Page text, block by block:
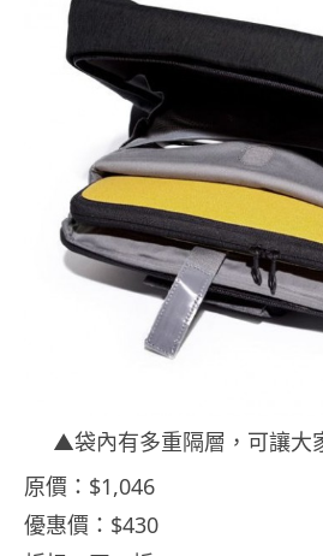
▲袋內有多重隔層，可讓大
原價：$1,046
優惠價：$430